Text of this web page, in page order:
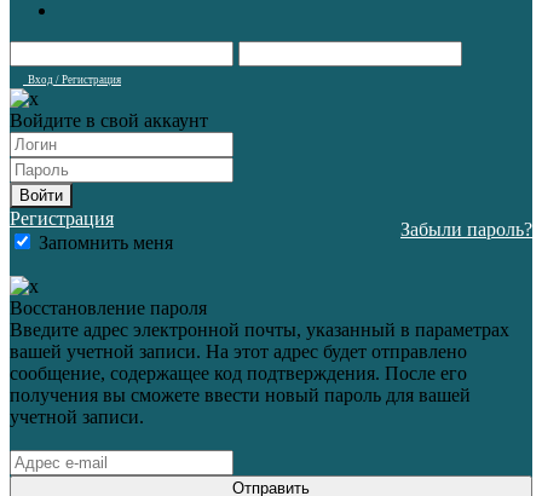
Вход / Регистрация
Войдите в свой аккаунт
Войти
Регистрация
Запомнить меня
Забыли пароль?
Восстановление пароля
Введите адрес электронной почты, указанный в параметрах
вашей учетной записи. На этот адрес будет отправлено
сообщение, содержащее код подтверждения. После его
получения вы сможете ввести новый пароль для вашей
учетной записи.
Отправить